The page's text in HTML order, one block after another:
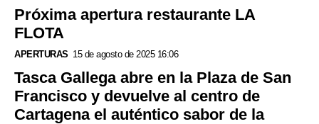
Próxima apertura restaurante LA
FLOTA
APERTURAS 15 de agosto de 2025 16:06
Tasca Gallega abre en la Plaza de San
Francisco y devuelve al centro de
Cartagena el auténtico sabor de la